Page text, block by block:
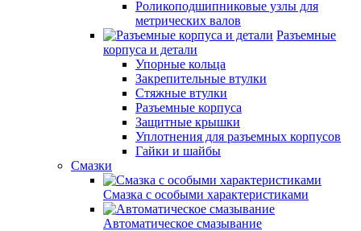
Роликоподшипниковые узлы для
метрических валов
Разъемные
корпуса и детали
Упорные кольца
Закрепительные втулки
Стяжные втулки
Разъемные корпуса
Защитные крышки
Уплотнения для разъемных корпусов
Гайки и шайбы
Смазки
Смазка с особыми характеристиками
Автоматическое смазывание